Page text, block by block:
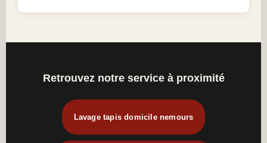
Retrouvez notre service à proximité
Lavage tapis domicile nemours